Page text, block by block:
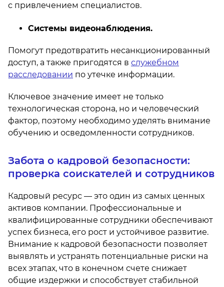
с привлечением специалистов.
Системы видеонаблюдения.
Помогут предотвратить несанкционированный
доступ, а также пригодятся в служебном
расследовании по утечке информации.
Ключевое значение имеет не только
технологическая сторона, но и человеческий
фактор, поэтому необходимо уделять внимание
обучению и осведомленности сотрудников.
Забота о кадровой безопасности:
проверка соискателей и сотрудников
Кадровый ресурс — это один из самых ценных
активов компании. Профессиональные и
квалифицированные сотрудники обеспечивают
успех бизнеса, его рост и устойчивое развитие.
Внимание к кадровой безопасности позволяет
выявлять и устранять потенциальные риски на
всех этапах, что в конечном счете снижает
общие издержки и способствует стабильной